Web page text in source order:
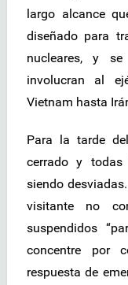
largo alcance
diseñado para
nucleares, y
involucran al
Vietnam hasta
Para la tarde
cerrado y todas
siendo
visitante no
suspendidos
concentre por
respuesta de